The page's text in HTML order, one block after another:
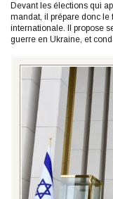
Devant les élections qui
mandat, il prépare donc le
internationale. Il propose
guerre en Ukraine, et